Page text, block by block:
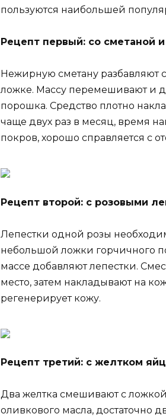
пользуются наибольшей
Рецепт первый: со сметаной
Нежирную сметану разбавляют
ложке. Массу перемешивают и
порошка. Средство плотно
чаще двух раз в месяц, время
покров, хорошо справляется с
Рецепт второй: с розовыми
Лепестки одной розы
небольшой ложки горчичного
массе добавляют лепестки.
место, затем накладывают на
регенерирует кожу.
Рецепт третий: с желтком
Два желтка смешивают с
оливкового масла,